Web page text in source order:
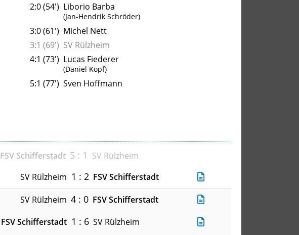
2:0 (54') Liborio Barba
(Jan-Hendrik Schröder)
3:0 (61') Michel Nett
3:1 (69') SV Rülzheim
4:1 (73') Lucas Fiederer
(Daniel Kopf)
5:1 (77') Sven Hoffmann
FSV Schifferstadt 5 : 1
SV Rülzheim
SV Rülzheim 1 : 2 FSV Schifferstadt
SV Rülzheim 4 : 0 FSV Schifferstadt
FSV Schifferstadt 1 : 6 SV Rülzheim